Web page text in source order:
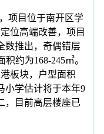
项目位于南开区学
位高端改善，项目
数推出，奇偶错层
约为168-245㎡。
板块，户型面积
小学估计将于本年9
，目前高层楼座已